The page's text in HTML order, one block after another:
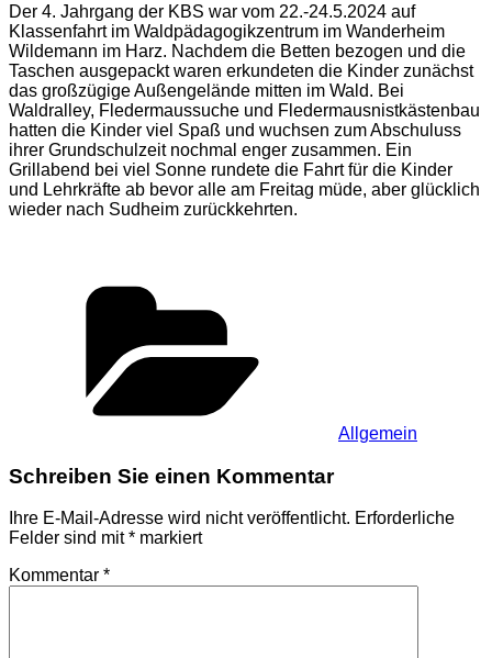
Der 4. Jahrgang der KBS war vom 22.-24.5.2024 auf
Klassenfahrt im Waldpädagogikzentrum im Wanderheim
Wildemann im Harz. Nachdem die Betten bezogen und die
Taschen ausgepackt waren erkundeten die Kinder zunächst
das großzügige Außengelände mitten im Wald. Bei
Waldralley, Fledermaussuche und Fledermausnistkästenbau
hatten die Kinder viel Spaß und wuchsen zum Abschuluss
ihrer Grundschulzeit nochmal enger zusammen. Ein
Grillabend bei viel Sonne rundete die Fahrt für die Kinder
und Lehrkräfte ab bevor alle am Freitag müde, aber glücklich
wieder nach Sudheim zurückkehrten.
Allgemein
Schreiben Sie einen Kommentar
Ihre E-Mail-Adresse wird nicht veröffentlicht. Erforderliche
Felder sind mit* markiert
Kommentar *